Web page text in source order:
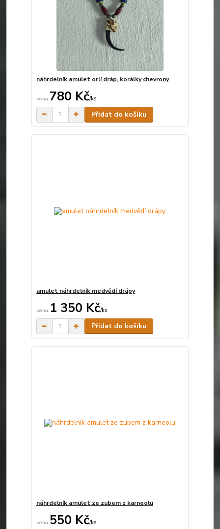
náhrdelník amulet orlí dráp, korálky chevrony
780 Kč/ks
Přidat do košíku
amulet náhrdelník medvědí drápy
1 350 Kč/ks
Přidat do košíku
náhrdelník amulet ze zubem z karneolu
550 Kč/ks